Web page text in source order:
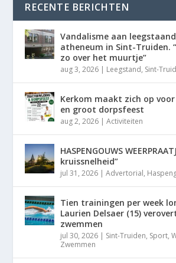
RECENTE BERICHTEN
Vandalisme aan
atheneum in Sint-Truiden.
zo over het muurtje”
aug 3, 2026 | Leegstand, Sint-
Kerkom maakt zich op
en groot dorpsfeest
aug 2, 2026 |Activiteiten
HASPENGOUWS
kruissnelheid”
jul 31, 2026 |Advertorial,
Tien trainingen per week
Laurien Delsaer (15)
zwemmen
jul 30, 2026 | Sint-Truiden, Sport,
Zwemmen